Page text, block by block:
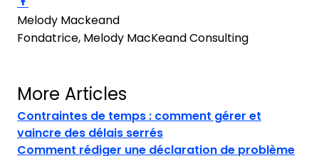
Melody Mackeand
Fondatrice, Melody MacKeand Consulting
More Articles
Contraintes de temps : comment gérer et
vaincre des délais serrés
Comment rédiger une déclaration de problème